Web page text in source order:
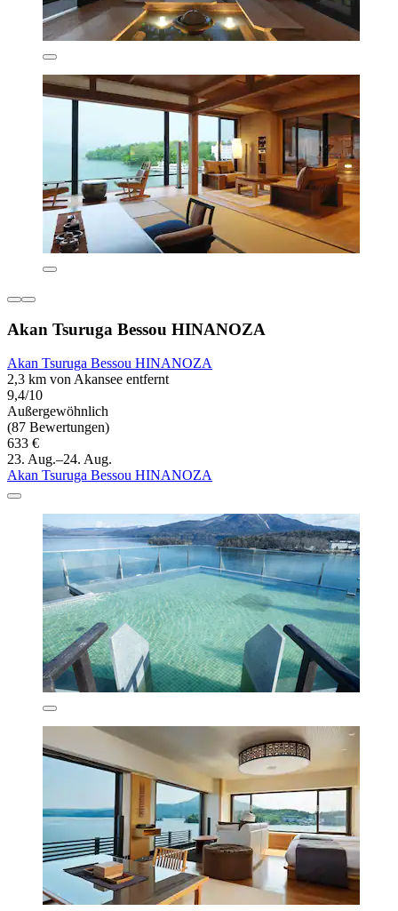
Akan Tsuruga Bessou HINANOZA
Akan Tsuruga Bessou HINANOZA
2,3 km von Akansee entfernt
9,4/10
Außergewöhnlich
(87 Bewertungen)
633 €
23. Aug.–24. Aug.
Akan Tsuruga Bessou HINANOZA